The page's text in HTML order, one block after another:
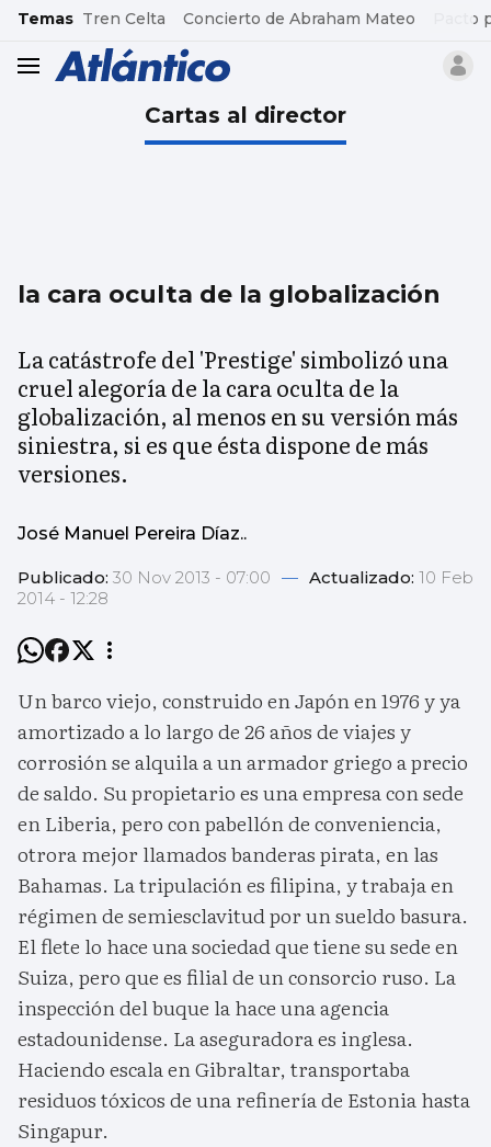
common.go-to-content
Temas Tren Celta Concierto de Abraham Mateo Pacto
header.menu.open
Cartas al director
la cara oculta de la globalización
La catástrofe del 'Prestige' simbolizó una
cruel alegoría de la cara oculta de la
globalización, al menos en su versión más
siniestra, si es que ésta dispone de más
versiones.
José Manuel Pereira Díaz..
Publicado: 30 Nov 2013 - 07:00 — Actualizado: 10 Feb
2014 - 12:28
Un barco viejo, construido en Japón en 1976 y ya
amortizado a lo largo de 26 años de viajes y
corrosión se alquila a un armador griego a precio
de saldo. Su propietario es una empresa con sede
en Liberia, pero con pabellón de conveniencia,
otrora mejor llamados banderas pirata, en las
Bahamas. La tripulación es filipina, y trabaja en
régimen de semiesclavitud por un sueldo basura.
El flete lo hace una sociedad que tiene su sede en
Suiza, pero que es filial de un consorcio ruso. La
inspección del buque la hace una agencia
estadounidense. La aseguradora es inglesa.
Haciendo escala en Gibraltar, transportaba
residuos tóxicos de una refinería de Estonia hasta
Singapur.